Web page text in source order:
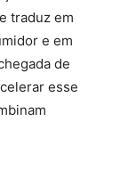
traduz em
e em
de
esse